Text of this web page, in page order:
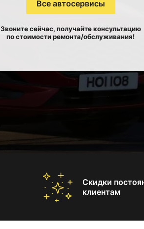
Все автосервисы
Звоните сейчас, получайте консультацию
по стоимости ремонта/обслуживания!
Скидки
клиентам